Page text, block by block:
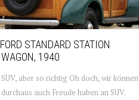
FORD STANDARD STATION
WAGON, 1940
SUV, aber so richtig Oh doch, wir können
durchaus auch Freude haben an SUV.